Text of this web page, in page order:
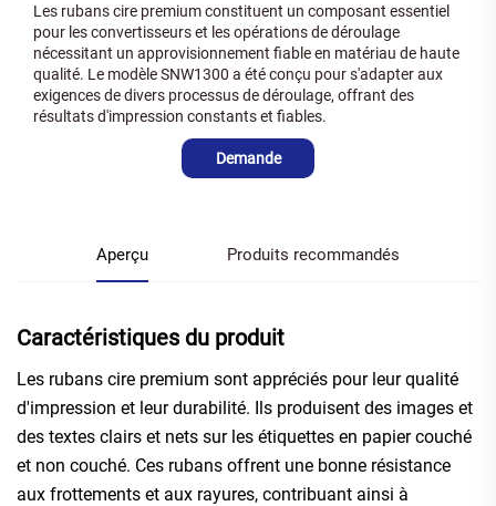
Les rubans cire premium constituent un composant essentiel
pour les convertisseurs et les opérations de déroulage
nécessitant un approvisionnement fiable en matériau de haute
qualité. Le modèle SNW1300 a été conçu pour s'adapter aux
exigences de divers processus de déroulage, offrant des
résultats d'impression constants et fiables.
Demande
Aperçu Produits recommandés
Caractéristiques du produit
Les rubans cire premium sont appréciés pour leur qualité
d'impression et leur durabilité. Ils produisent des images et
des textes clairs et nets sur les étiquettes en papier couché
et non couché. Ces rubans offrent une bonne résistance
aux frottements et aux rayures, contribuant ainsi à